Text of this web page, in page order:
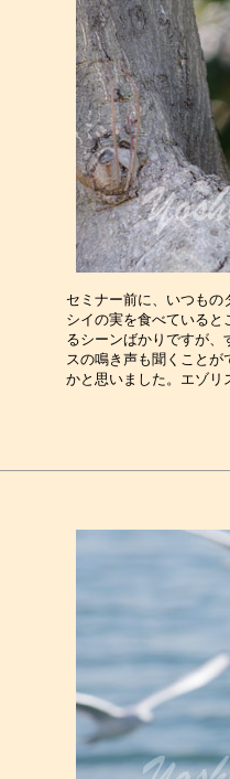
セミナー前に、いつも
シイの実を食べている
るシーンばかりですが、
スの鳴き声も聞くことが